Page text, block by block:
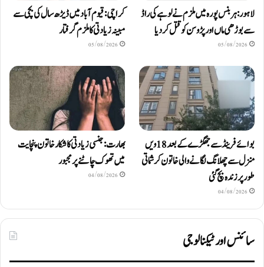
لاہور: ہربنس پورہ میں ملزم نے لوہے کی راڈ
سے بوڑھی ماں اور پڑوسن کو قتل کر دیا
05/08/2026
کراچی: قیوم آباد میں ڈیڑھ سال کی بچی سے
مبینہ زیادتی کا ملزم گرفتار
05/08/2026
بوائے فرینڈ سے جھگڑے کے بعد 18 ویں
منزل سے چھلانگ لگانے والی خاتون کرشماتی
طور پر زندہ بچ گئی
04/08/2026
بھارت: جنسی زیادتی کا شکار خاتون پنچایت
میں تھوک چاٹنے پر مجبور
04/08/2026
سائنس اور ٹیکنالوجی